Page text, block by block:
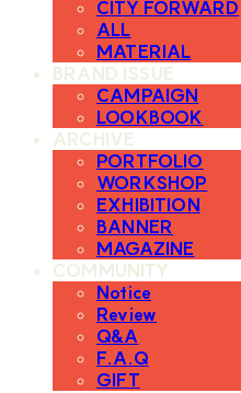
CITY FORWARD
ALL
MATERIAL
BRAND ISSUE
CAMPAIGN
LOOKBOOK
ARCHIVE
PORTFOLIO
WORKSHOP
EXHIBITION
BANNER
MAGAZINE
COMMUNITY
Notice
Review
Q&A
F.A.Q
GIFT